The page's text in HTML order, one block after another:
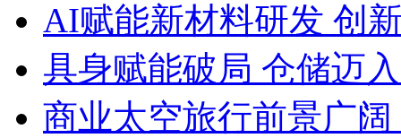
AI赋能新材料研发 创
具身赋能破局 仓储迈
商业太空旅行前景广